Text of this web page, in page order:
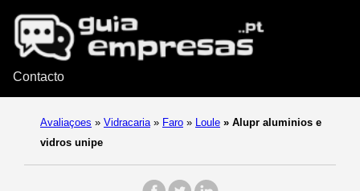
Contacto
Avaliaçoes » Vidracaria » Faro » Loule » Alupr aluminios e
vidros unipe